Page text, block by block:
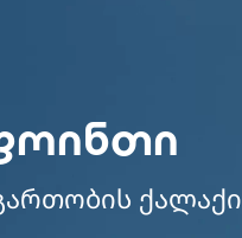
ქალაქი